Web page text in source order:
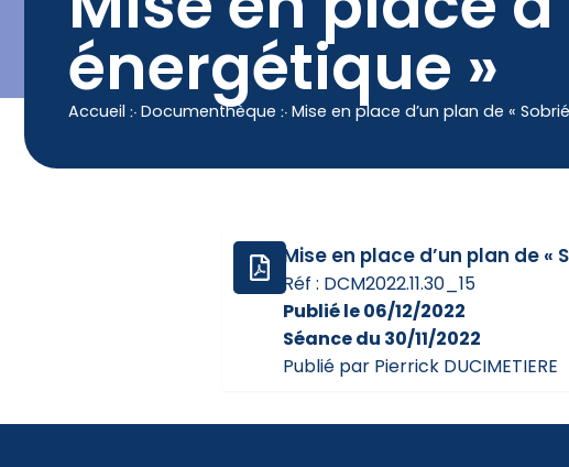
énergétique »
Accueil ჻ Documenthèque ჻ Mise en place d’un plan de «
Mise en place d’un plan de «
Réf : DCM2022.11.30_15
Publié le 06/12/2022
Séance du 30/11/2022
Publié par Pierrick DUCIMETIERE